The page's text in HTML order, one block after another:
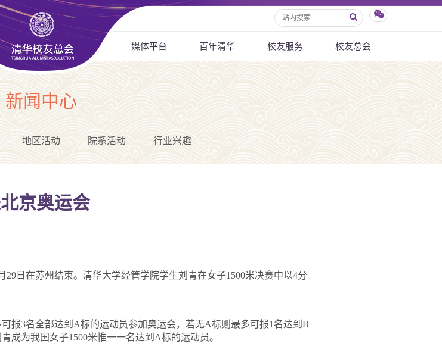
媒体平台 百年清华 校友服务 校友总会
新闻中心
地区活动 院系活动 行业兴趣
京奥运会
29 日 在苏州结束。清华大学经管学院学生刘青在女子1500米决赛中以4分
报3名全部达到 A标的运动员参加奥运会，若无A标则最多可报1 名达到 B
成为我国女子1500米惟一一名达到 A标的运动员。